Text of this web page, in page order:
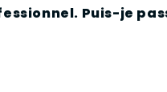
Puis-je